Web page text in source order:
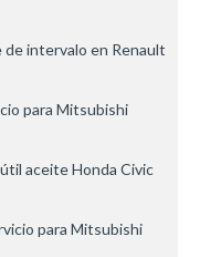
de intervalo en Renault
para Mitsubishi
aceite Honda Civic
para Mitsubishi